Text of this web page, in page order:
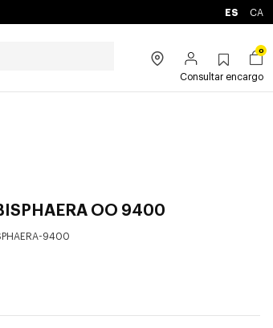
ES CA
0
Consultar encargo
OO 9400
9400